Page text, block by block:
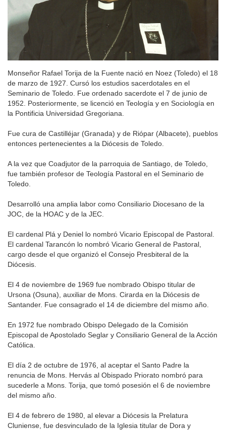
Monseñor Rafael Torija de la Fuente nació en Noez (Toledo) el 18
de marzo de 1927. Cursó los estudios sacerdotales en el
Seminario de Toledo. Fue ordenado sacerdote el 7 de junio de
1952. Posteriormente, se licenció en Teología y en Sociología en
la Pontificia Universidad Gregoriana.
Fue cura de Castilléjar (Granada) y de Riópar (Albacete), pueblos
entonces pertenecientes a la Diócesis de Toledo.
A la vez que Coadjutor de la parroquia de Santiago, de Toledo,
fue también profesor de Teología Pastoral en el Seminario de
Toledo.
Desarrolló una amplia labor como Consiliario Diocesano de la
JOC, de la HOAC y de la JEC.
El cardenal Plá y Deniel lo nombró Vicario Episcopal de Pastoral.
El cardenal Tarancón lo nombró Vicario General de Pastoral,
cargo desde el que organizó el Consejo Presbiteral de la
Diócesis.
El 4 de noviembre de 1969 fue nombrado Obispo titular de
Ursona (Osuna), auxiliar de Mons. Cirarda en la Diócesis de
Santander. Fue consagrado el 14 de diciembre del mismo año.
En 1972 fue nombrado Obispo Delegado de la Comisión
Episcopal de Apostolado Seglar y Consiliario General de la Acción
Católica.
El día 2 de octubre de 1976, al aceptar el Santo Padre la
renuncia de Mons. Hervás al Obispado Priorato nombró para
sucederle a Mons. Torija, que tomó posesión el 6 de noviembre
del mismo año.
El 4 de febrero de 1980, al elevar a Diócesis la Prelatura
Cluniense, fue desvinculado de la Iglesia titular de Dora y